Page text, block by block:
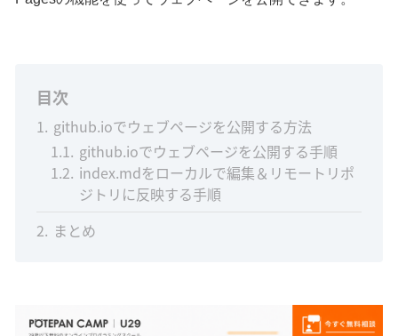
目次
1 github.ioでウェブページを公開する方法
1.1 github.ioでウェブページを公開する手順
1.2 index.mdをローカルで編集＆リモートリポ
ジトリに反映する手順
2 まとめ